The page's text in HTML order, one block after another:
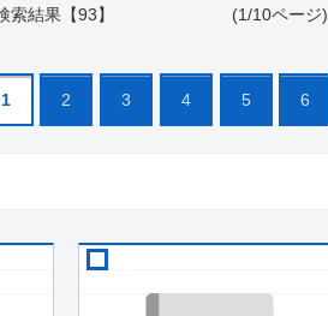
索結果【93】 (1/10ページ)
1 2 3 4 5 6